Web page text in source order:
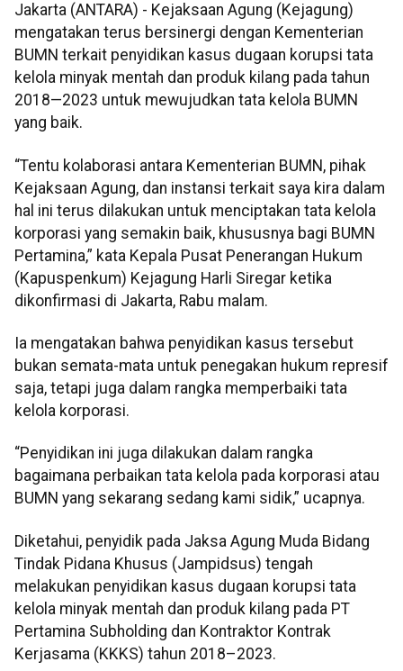
Jakarta (ANTARA) - Kejaksaan Agung (Kejagung)
mengatakan terus bersinergi dengan Kementerian
BUMN terkait penyidikan kasus dugaan korupsi tata
kelola minyak mentah dan produk kilang pada tahun
2018—2023 untuk mewujudkan tata kelola BUMN
yang baik.
“Tentu kolaborasi antara Kementerian BUMN, pihak
Kejaksaan Agung, dan instansi terkait saya kira dalam
hal ini terus dilakukan untuk menciptakan tata kelola
korporasi yang semakin baik, khususnya bagi BUMN
Pertamina,” kata Kepala Pusat Penerangan Hukum
(Kapuspenkum) Kejagung Harli Siregar ketika
dikonfirmasi di Jakarta, Rabu malam.
Ia mengatakan bahwa penyidikan kasus tersebut
bukan semata-mata untuk penegakan hukum represif
saja, tetapi juga dalam rangka memperbaiki tata
kelola korporasi.
“Penyidikan ini juga dilakukan dalam rangka
bagaimana perbaikan tata kelola pada korporasi atau
BUMN yang sekarang sedang kami sidik,” ucapnya.
Diketahui, penyidik pada Jaksa Agung Muda Bidang
Tindak Pidana Khusus (Jampidsus) tengah
melakukan penyidikan kasus dugaan korupsi tata
kelola minyak mentah dan produk kilang pada PT
Pertamina Subholding dan Kontraktor Kontrak
Kerjasama (KKKS) tahun 2018–2023.